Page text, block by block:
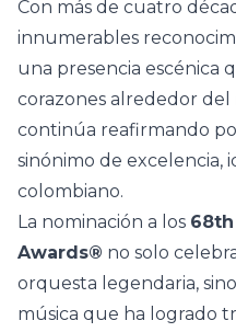
Con más de cuatro
innumerables
una presencia escénica
corazones alrededor
continúa reafirmando
sinónimo de excelencia,
colombiano.
La nominación a los 68th
Awards® no solo
orquesta legendaria,
música que ha logrado